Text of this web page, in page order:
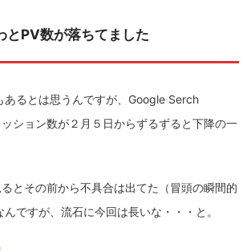
とPV数が落ちてました
あるとは思うんですが、Google Serch
ション数が２月５日からずるずると下降の一
とその前から不具合は出てた（冒頭の瞬間的
ですが、流石に今回は長いな・・・と。